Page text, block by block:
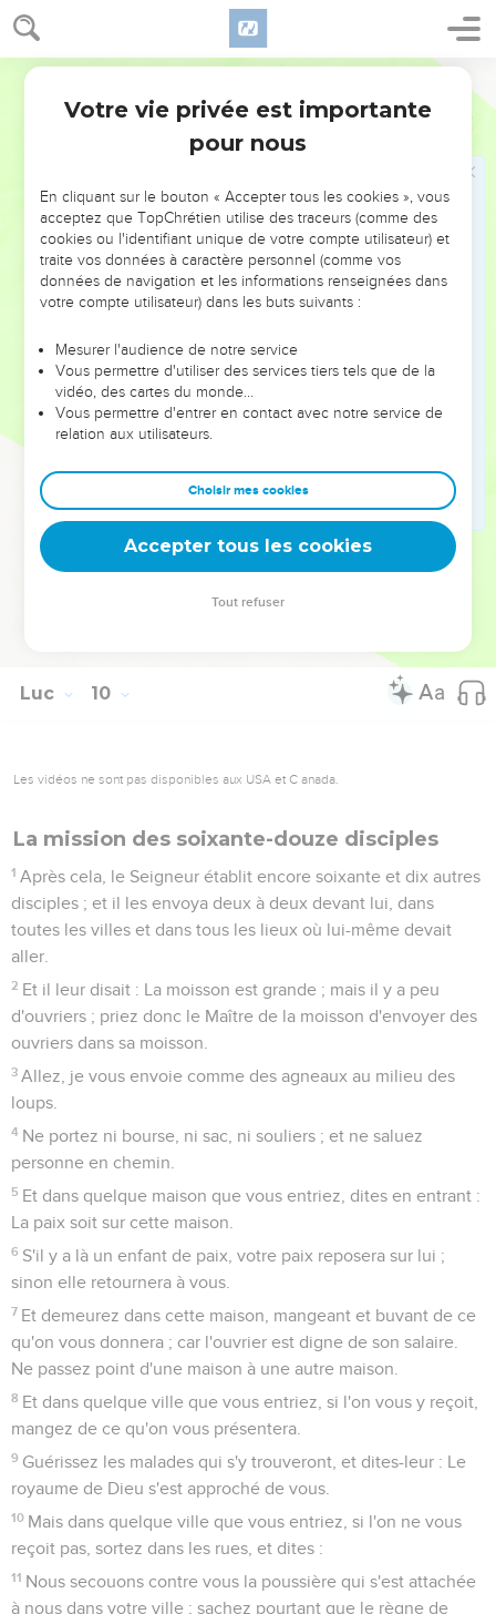
9
55 Mais Jésus, se retournant, les censura et dit : Vous ne
savez de quel esprit vous êtes animés ;
hommes, mais les sauver. Et ils s'en allèrent dans un autre
Ceux qui désirent suivre Jésus
Comme ils étaient en chemin, un homme lui dit : Je te
suivrai, Seigneur, partout où tu iras.
Mais Jésus lui dit : Les renards ont des tanières, et les
reposer sa tête.
Il dit à un autre : Suis-moi. Et celui-ci répondit : Seigneur,
permets que j'aille auparavant ensevelir mon père.
60
toi, va annoncer le royaume de Dieu.
Un autre lui dit aussi : Je te suivrai, Seigneur, mais
permets-moi de prendre auparavant congé de ceux qui sont
dans ma maison.
Mais Jésus lui répondit : Celui qui met la main à la charrue
Luc 10
Les vidéos ne sont pas disponibles aux USA et C anada.
La mission des soixante-douze disciples
1 Après cela, le Seigneur établit encore soixante et dix autres
disciples ; et il les envoya deux à deux devant lui, dans
toutes les villes et dans tous les lieux où lui-même devait
aller.
2 Et il leur disait : La moisson est grande ; mais il y a peu
d'ouvriers ; priez donc le Maître de la moisson d'envoyer des
ouvriers dans sa moisson.
3 Allez, je vous envoie comme des agneaux au milieu des
loups.
4 Ne portez ni bourse, ni sac, ni souliers ; et ne saluez
personne en chemin.
5 Et dans quelque maison que vous entriez, dites en entrant :
La paix soit sur cette maison.
6 S'il y a là un enfant de paix, votre paix reposera sur lui ;
sinon elle retournera à vous.
7 Et demeurez dans cette maison, mangeant et buvant de ce
qu'on vous donnera ; car l'ouvrier est digne de son salaire.
Ne passez point d'une maison à une autre maison.
8 Et dans quelque ville que vous entriez, si l'on vous y reçoit,
mangez de ce qu'on vous présentera.
9 Guérissez les malades qui s'y trouveront, et dites-leur : Le
royaume de Dieu s'est approché de vous.
10 Mais dans quelque ville que vous entriez, si l'on ne vous
reçoit pas, sortez dans les rues, et dites :
11 Nous secouons contre vous la poussière qui s'est attachée
à nous dans votre ville ; sachez pourtant que le règne de
Votre vie privée est importante
pour nous
En cliquant sur le bouton « Accepter tous les cookies », vous
acceptez que TopChrétien utilise des traceurs (comme des
cookies ou l'identifiant unique de votre compte utilisateur) et
traite vos données à caractère personnel (comme vos
données de navigation et les informations renseignées dans
votre compte utilisateur) dans les buts suivants :
Mesurer l'audience de notre service
Vous permettre d'utiliser des services tiers tels que de la
vidéo, des cartes du monde…
Vous permettre d'entrer en contact avec notre service de
relation aux utilisateurs.
Choisir mes cookies
Accepter tous les cookies
Tout refuser